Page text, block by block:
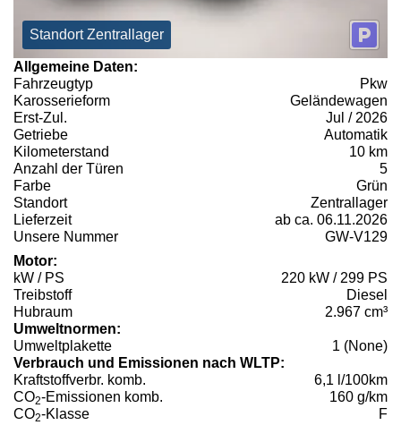
Standort Zentrallager
Allgemeine Daten:
Fahrzeugtyp
Pkw
Karosserieform
Geländewagen
Erst-Zul.
Jul / 2026
Getriebe
Automatik
Kilometerstand
10 km
Anzahl der Türen
5
Farbe
Grün
Standort
Zentrallager
Lieferzeit
ab ca. 06.11.2026
Unsere Nummer
GW-V129
Motor:
kW / PS
220 kW / 299 PS
Treibstoff
Diesel
Hubraum
2.967 cm³
Umweltnormen:
Umweltplakette
1 (None)
Verbrauch und Emissionen nach WLTP:
Kraftstoffverbr. komb.
6,1 l/100km
CO2-Emissionen komb.
160 g/km
CO2-Klasse F